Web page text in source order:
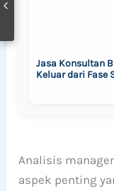
Jasa Konsultan
Keluar dari Fase
Analisis
aspek penting